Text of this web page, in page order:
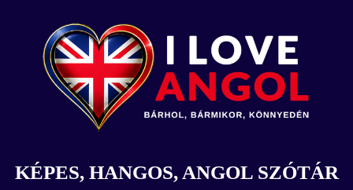
KÉPES, HANGOS, ANGOL SZÓTÁR